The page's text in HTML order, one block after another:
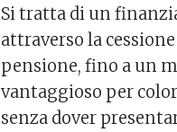
Si tratta di un
attraverso la
pensione, fino a un
vantaggioso per
senza dover